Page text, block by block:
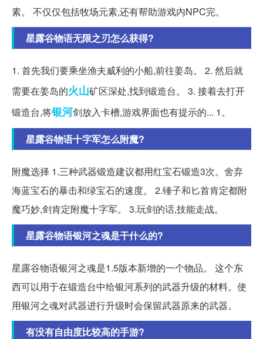
素。 不仅仅包括牧场元素,还有帮助游戏内NPC完。
星露谷物语无限之刃怎么获得?
1. 首先我们要乘坐渔夫威利的小船,前往姜岛。 2. 然后就
需要在姜岛的火山矿区深处,找到锻造台。 3. 接着去打开
锻造台,将银河剑放入卡槽,游戏界面也有提示的... 1。
星露谷物语十字军怎么附魔?
附魔选择 1.三种武器锻造建议都用红宝石锻造3次。舍弃
海蓝宝石的暴击和绿宝石的速度。 2.锤子和匕首肯定都附
魔巧妙,剑肯定附魔十字军。 3.玩剑的话,技能走战。
星露谷物语银河之魂是干什么的?
星露谷物语银河之魂是1.5版本新增的一个物品。 这个东
西可以用于在锻造台中给银河系列的武器升级的材料。使
用银河之魂对武器进行升级时会保留武器原来的武器。
有没有自由度比较高的手游?